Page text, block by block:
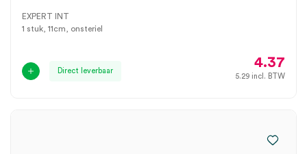
EXPERT INT
1 stuk, 11cm, onsteriel
Direct leverbaar
4.37
5.29 incl. BTW